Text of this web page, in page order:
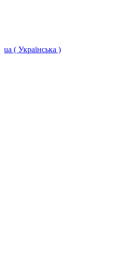
ua ( Українська )